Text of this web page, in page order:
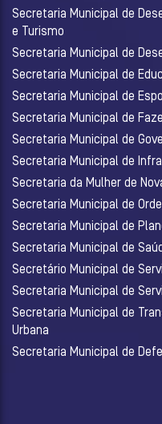
Secretaria Municipal de
e Turismo
Secretaria Municipal de
Secretaria Municipal de
Secretaria Municipal de
Secretaria Municipal de
Secretaria Municipal de
Secretaria Municipal de
Secretaria da Mulher de
Secretaria Municipal de
Secretaria Municipal de
Secretaria Municipal de
Secretário Municipal de
Secretaria Municipal de
Secretaria Municipal de
Urbana
Secretaria Municipal de